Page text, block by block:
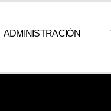
ADMINISTRACIÓN